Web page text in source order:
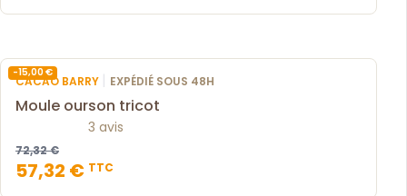
-15,00 €
CACAO BARRY | EXPÉDIÉ SOUS 48H
Moule ourson tricot
3 avis
72,32 €
57,32 € TTC